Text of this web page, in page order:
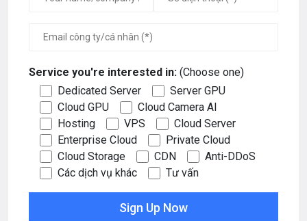
Service you're interested in: (Choose one)
Dedicated Server
Server GPU
Cloud GPU
Cloud Camera AI
Hosting
VPS
Cloud Server
Enterprise Cloud
Private Cloud
Cloud Storage
CDN
Anti-DDoS
Các dịch vụ khác
Tư vấn